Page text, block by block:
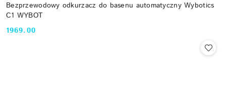
Bezprzewodowy odkurzacz do basenu automatyczny Wybotics
C1 WYBOT
Cena:
1969.00